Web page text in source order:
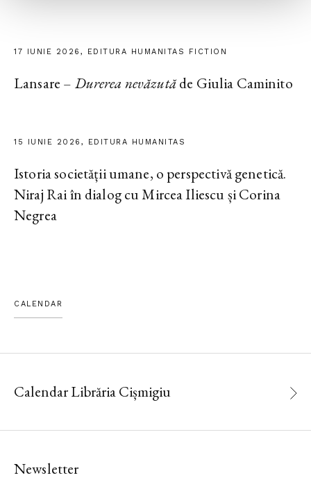
17 IUNIE 2026, EDITURA HUMANITAS FICTION
Lansare – Durerea nevăzutăde Giulia Caminito
15 IUNIE 2026, EDITURA HUMANITAS
Istoria societății umane, o perspectivă genetică.
Niraj Rai în dialog cu Mircea Iliescu și Corina
Negrea
CALENDAR
Calendar Librăria Cișmigiu
Newsletter